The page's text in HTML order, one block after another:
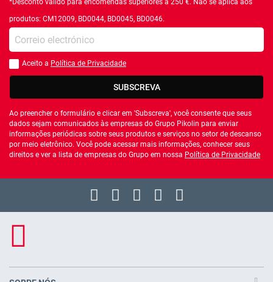
*Desconto válido para encomendas superiores a 250 €. Não se aplica aos
produtos: CM12009, BD0044, BD0045, BD0046.
Introduza o seu email
Você deve aceitar a política de privacidade
Aceito a Política de Privacidade
SUBSCREVA
Ao preencher o formulário e clicar em 'Subscreva', você consente que seus
dados sejam comunicados às empresas do Grupo Pikolin para enviar
informações periódicas sobre seus produtos e serviços no setor de descanso
por meio eletrônico. Você pode acessar mais informações, conhecer seus
direitos e ver a lista de empresas do Grupo em nossa Política de Privacidade